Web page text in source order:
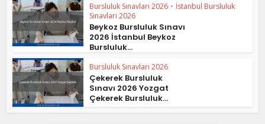
Bursluluk Sınavları 2026 • İstanbul Bursluluk
Sınavları 2026
Beykoz Bursluluk Sınavı
2026 İstanbul Beykoz
Bursluluk...
Bursluluk Sınavları 2026
Çekerek Bursluluk
Sınavı 2026 Yozgat
Çekerek Bursluluk...